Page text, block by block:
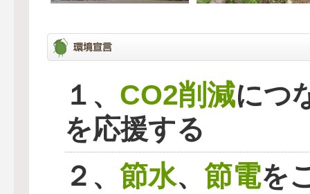
１、 CO2削減につ
を応援する
２、 節水、 節電を